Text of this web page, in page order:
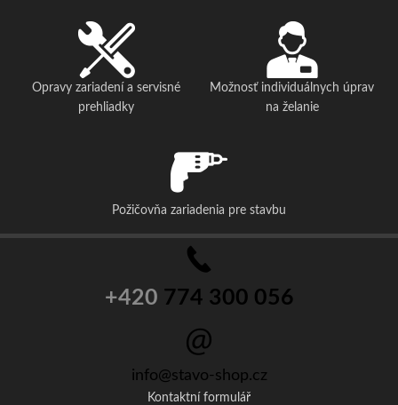
Opravy zariadení a servisné
prehliadky
Možnosť individuálnych úprav
na želanie
Požičovňa zariadenia pre stavbu
+420 774 300 056
info@stavo-shop.cz
Kontaktní formulář